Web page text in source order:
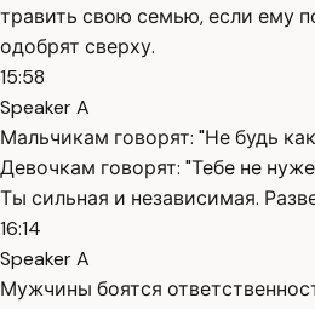
травить свою семью, если ему
одобрят сверху.
15:58
Speaker A
Мальчикам говорят: "Не будь
Девочкам говорят: "Тебе не
Ты сильная и независимая.
16:14
Speaker A
Мужчины боятся